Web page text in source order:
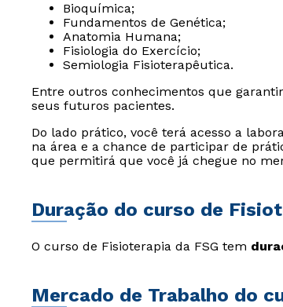
Bioquímica;
Fundamentos de Genética;
Anatomia Humana;
Fisiologia do Exercício;
Semiologia Fisioterapêutica.
Entre outros conhecimentos que
seus futuros pacientes.
Do lado prático, você terá acesso a
na área e a chance de participar de
que permitirá que você já chegue no
Duração do curso de
O curso de Fisioterapia da FSG tem
Mercado de Trabalho do